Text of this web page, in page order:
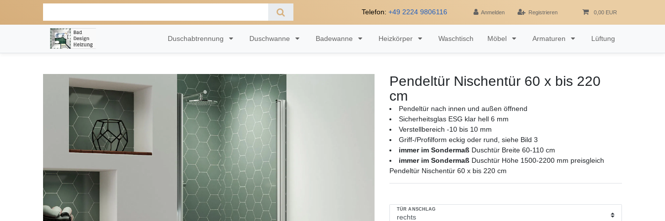
Telefon: +49 2224 9806116 Anmelden Registrieren 0,00 EUR
Duschabtrennung Duschwanne Badewanne Heizkörper Waschtisch Möbel Armaturen Lüftung
Pendeltür Nischentür 60 x bis 220
cm
Pendeltür nach innen und außen öffnend
Sicherheitsglas ESG klar hell 6 mm
Verstellbereich -10 bis 10 mm
Griff-/Profilform eckig oder rund, siehe Bild 3
immer im Sondermaß Duschtür Breite 60-110 cm
immer im Sondermaß Duschtür Höhe 1500-2200 mm preisgleich
Pendeltür Nischentür 60 x bis 220 cm
TÜR ANSCHLAG